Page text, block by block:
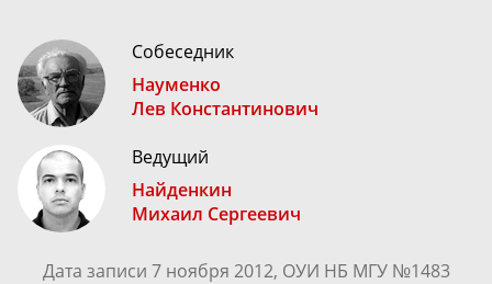
Собеседник
Науменко
Лев Константинович
Ведущий
Найденкин
Михаил Сергеевич
Дата записи 7 ноября 2012, ОУИ НБ МГУ №1483